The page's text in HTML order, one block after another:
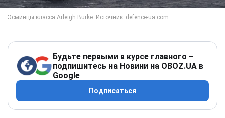
Будьте первыми в курсе главного –
подпишитесь на Новини на OBOZ.UA в
Google
Подписаться